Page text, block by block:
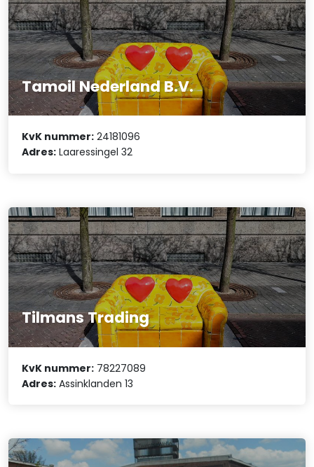
Tamoil Nederland B.V.
KvK nummer: 24181096
Adres: Laaressingel 32
Tilmans Trading
KvK nummer: 78227089
Adres: Assinklanden 13